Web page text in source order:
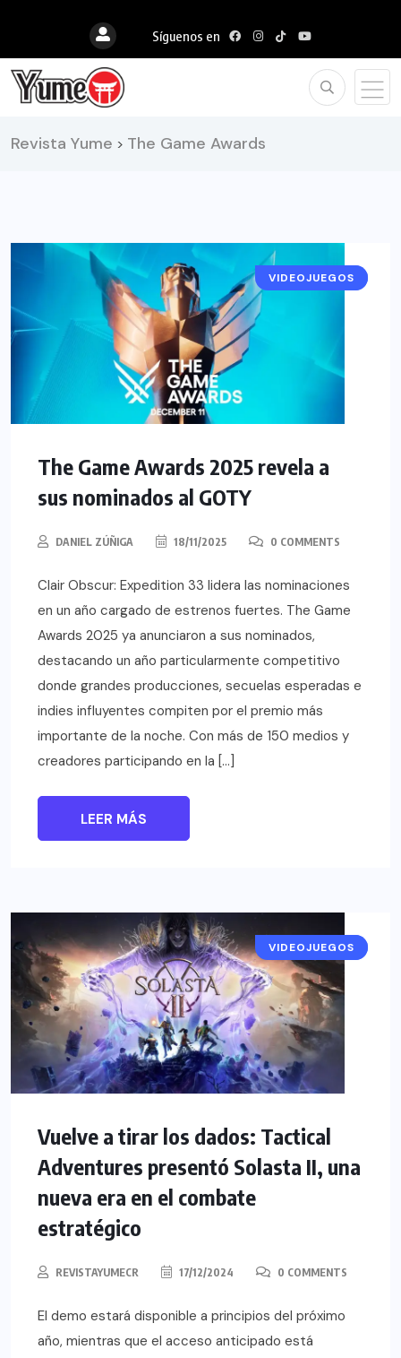
Síguenos en
Revista Yume > The Game Awards
NOTICIAS
VIDEOJUEGOS
The Game Awards 2025 revela a
sus nominados al GOTY
DANIEL ZÚÑIGA 18/11/2025 0 COMMENTS
Clair Obscur: Expedition 33 lidera las nominaciones
en un año cargado de estrenos fuertes. The Game
Awards 2025 ya anunciaron a sus nominados,
destacando un año particularmente competitivo
donde grandes producciones, secuelas esperadas e
indies influyentes compiten por el premio más
importante de la noche. Con más de 150 medios y
creadores participando en la […]
LEER MÁS
NOTICIAS
VIDEOJUEGOS
Vuelve a tirar los dados: Tactical
Adventures presentó Solasta II, una
nueva era en el combate
estratégico
REVISTAYUMECR 17/12/2024 0 COMMENTS
El demo estará disponible a principios del próximo
año, mientras que el acceso anticipado está